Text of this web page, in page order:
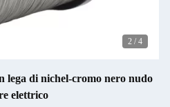
2 / 4
lega di nichel-cromo nero nudo
elettrico